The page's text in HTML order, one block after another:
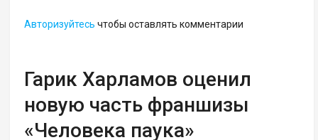
Авторизуйтесь чтобы оставлять комментарии
Гарик Харламов оценил
новую часть франшизы
«Человека паука»